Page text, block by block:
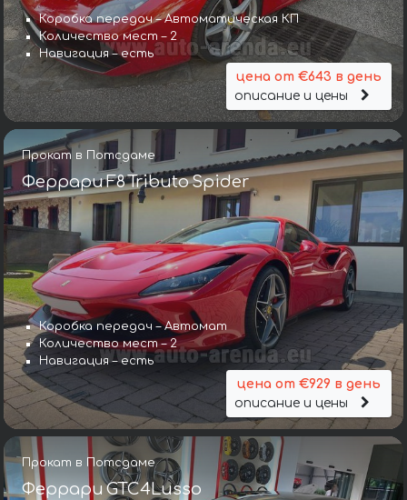
Коробка передач – Автоматическая КП
Количество мест – 2
Навигация – есть
цена от €643 в день
описание и цены
Прокат в Потсдаме
Феррари F8 Tributo Spider
Коробка передач – Автомат
Количество мест – 2
Навигация – есть
цена от €929 в день
описание и цены
Прокат в Потсдаме
Феррари GTC4Lusso